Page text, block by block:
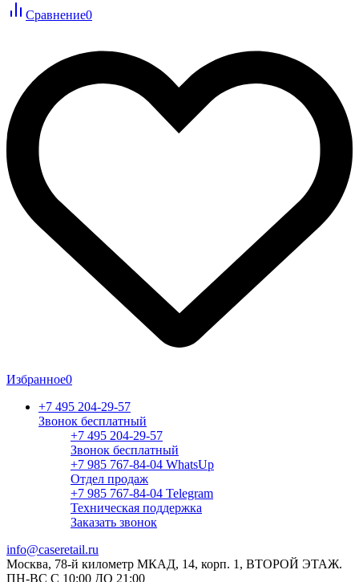
Сравнение0
Избранное0
+7 495 204-29-57
Звонок бесплатный
+7 495 204-29-57
Звонок бесплатный
+7 985 767-84-04 WhatsUp
Отдел продаж
+7 985 767-84-04 Telegram
Техническая поддержка
Заказать звонок
info@caseretail.ru
Москва, 78-й километр МКАД, 14, корп. 1, ВТОРОЙ ЭТАЖ.
ПН-ВС С 10:00 ДО 21:00